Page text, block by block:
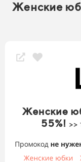
Женские
Женские
55%!
Промокод не
Женские юбки